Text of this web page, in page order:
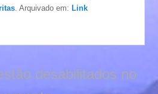
. Arquivado em:Link
desabilitados no